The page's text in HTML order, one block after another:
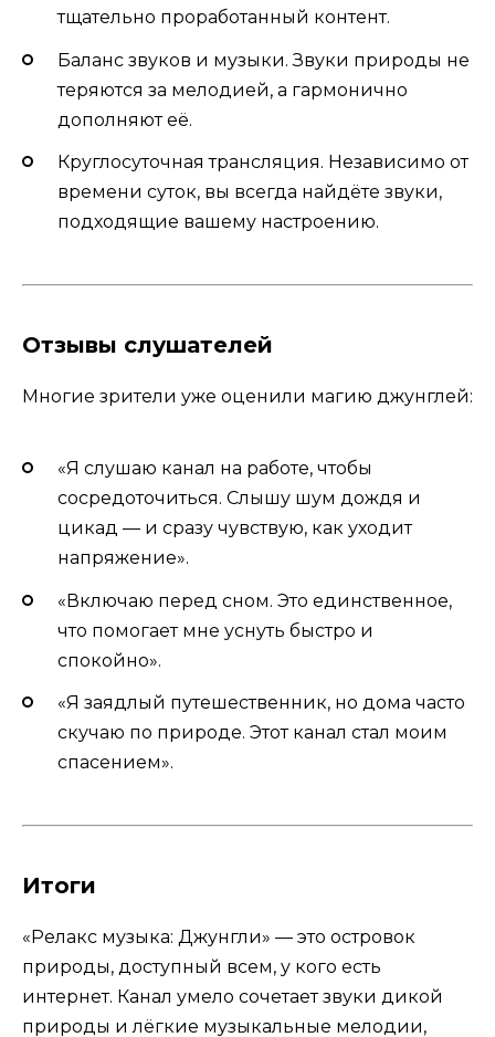
тщательно проработанный контент.
Баланс звуков и музыки. Звуки природы не
теряются за мелодией, а гармонично
дополняют её.
Круглосуточная трансляция. Независимо от
времени суток, вы всегда найдёте звуки,
подходящие вашему настроению.
Отзывы слушателей
Многие зрители уже оценили магию джунглей:
«Я слушаю канал на работе, чтобы
сосредоточиться. Слышу шум дождя и
цикад — и сразу чувствую, как уходит
напряжение».
«Включаю перед сном. Это единственное,
что помогает мне уснуть быстро и
спокойно».
«Я заядлый путешественник, но дома часто
скучаю по природе. Этот канал стал моим
спасением».
Итоги
«Релакс музыка: Джунгли» — это островок
природы, доступный всем, у кого есть
интернет. Канал умело сочетает звуки дикой
природы и лёгкие музыкальные мелодии,